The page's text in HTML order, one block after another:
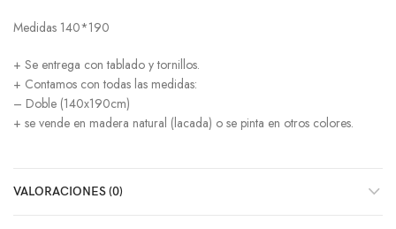
Medidas 140*190
+ Se entrega con tablado y tornillos.
+ Contamos con todas las medidas:
– Doble (140x190cm)
+ se vende en madera natural (lacada) o se pinta en otros colores.
VALORACIONES (0)